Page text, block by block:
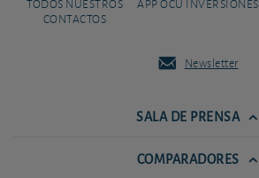
TODOS NUESTROS
CONTACTOS
APP OCU INVERSIONES
Newsletter
SALA DE PRENSA
COMPARADORES